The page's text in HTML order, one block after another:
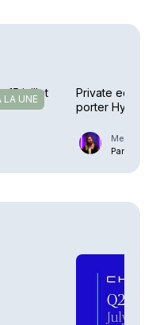
LA UNE
15 juillet
Private equity
porter
Mercredi
Par